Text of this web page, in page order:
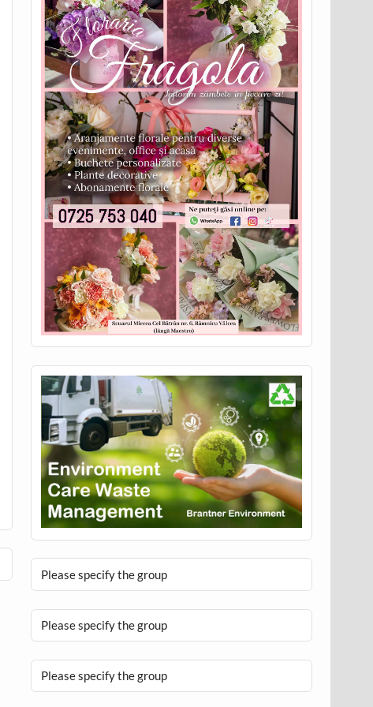
Please specify the group
Please specify the group
Please specify the group